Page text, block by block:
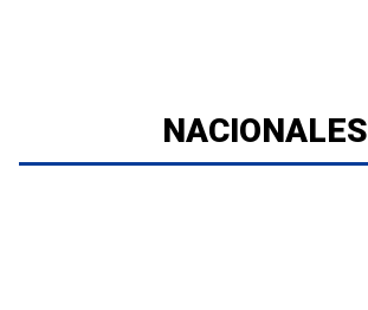
NACIONALES